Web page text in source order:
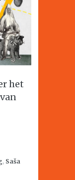
het
, Saša